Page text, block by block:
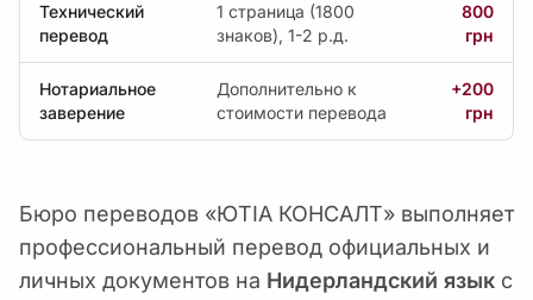
Технический
перевод
1 страница (1800
знаков), 1-2 р.д.
800
грн
Нотариальное
заверение
Дополнительно к
стоимости перевода
+200
грн
Бюро переводов «ЮТІА КОНСАЛТ» выполняет
профессиональный перевод официальных и
личных документов на Нидерландский язык с